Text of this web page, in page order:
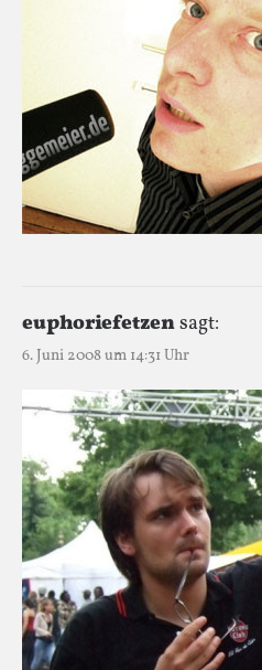
euphoriefetzensagt:
6. Juni 2008 um 14:31 Uhr